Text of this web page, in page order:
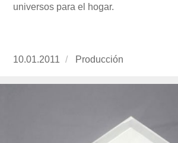
universos para el hogar.
Publicado
10.01.2011 https://
Producción